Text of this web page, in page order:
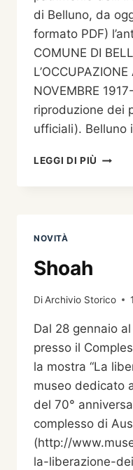
di Belluno, da
formato PDF)
COMUNE DI
NOVEMBRE
riproduzione dei
ufficiali). Belluno
LEGGI DI PIÙ IL
1917-
1918
(CON
LA
DEI
NOVITÀ
Shoah
DiArchivio Storico
Dal 28 gennaio
presso il
la mostra “La
museo dedicato
del 70°
complesso di
(http://
la-liberazione-